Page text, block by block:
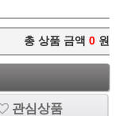
총 상품 금액 0 원
관심상품